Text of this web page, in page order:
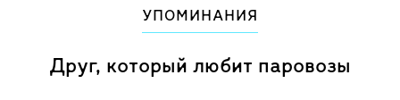
По мотивам повести Михаэля Энде.
Пересказала Беате Дёллинг.
УПОМИНАНИЯ
Друг, который любит паровозы